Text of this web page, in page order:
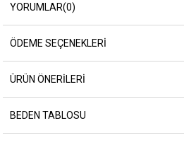
YORUMLAR(0)
ÖDEME SEÇENEKLERI
ÜRÜN ÖNERILERI
BEDEN TABLOSU